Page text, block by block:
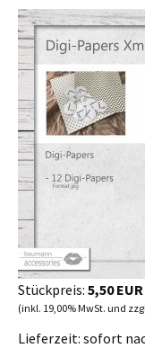
Stückpreis: 5,50 EUR
(inkl. 19,00% MwSt. und
Lieferzeit: sofort